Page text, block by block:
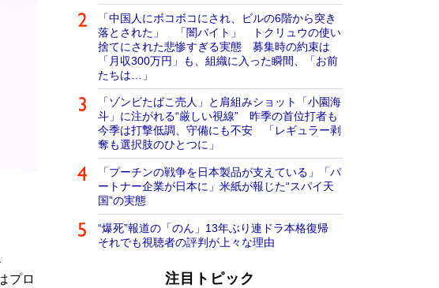
プロ
「中国人にボコボコにされ、ビルの6階から突き
落とされた」 「闇バイト」 トクリュウの使い
捨てにされた悲惨すぎる実態 募集時の約束は
「月収300万円」も、組織に入った瞬間、「お前
たちは…」
「ゾンビたばこ売人」と肩組みショット「小園海
斗」に注がれる“厳しい視線” 昨季の首位打者も
今季は打撃低調、守備にも不安 「レギュラー剥
奪も選択肢のひとつに」
「プーチンの戦争を日本製品が支えている」「パ
ートナー企業が日本に」米紙が報じた“スパイ天
国”の実態
“爆死”報道の「のん」13年ぶり連ドラ本格復帰
それでも視聴者の評判が上々な理由
注目トピック